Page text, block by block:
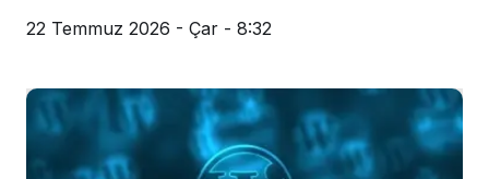
22 Temmuz 2026 - Çar - 8:32